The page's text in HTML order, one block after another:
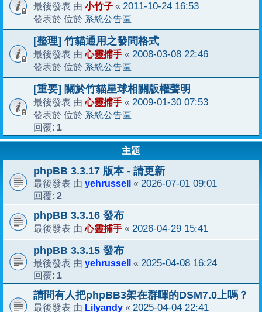
最後發表 由 小竹子 « 2011-10-24 16:53
發表於 位於 系統公告區
[整理] 竹貓通用之發問格式
最後發表 由心靈捕手 « 2008-03-08 22:46
發表於 位於 系統公告區
[重要] 關於竹貓星球相關版權聲明
最後發表 由心靈捕手 « 2009-01-30 07:53
發表於 位於 系統公告區
回覆: 1
主題
phpBB 3.3.17 版本 - 請更新
最後發表 由 yehrussell « 2026-07-01 09:01
回覆: 2
phpBB 3.3.16 發布
最後發表 由心靈捕手 « 2026-04-29 15:41
phpBB 3.3.15 發布
最後發表 由 yehrussell « 2025-04-08 16:24
回覆: 1
請問有人把phpBB3架在群暉的DSM7.0上嗎？
最後發表 由 Lilyandy « 2025-04-04 22:41